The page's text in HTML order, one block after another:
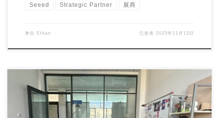
Seeed Strategic Partner 展商
来自 Ethan 已发表2025年11月13日